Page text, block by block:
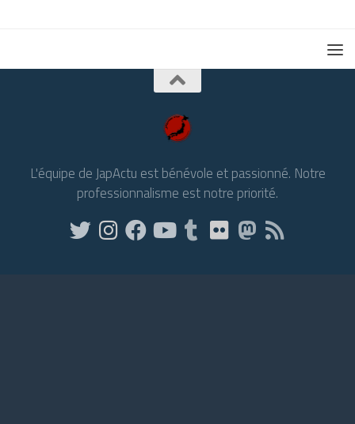
L'équipe de JapActu est bénévole et passionné. Notre
professionnalisme est notre priorité.